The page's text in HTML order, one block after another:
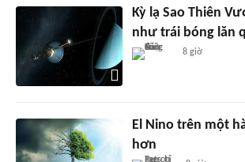
Kỳ lạ Sao Thiên
như trái bóng lăn
8 giờ
El Nino trên một
hơn